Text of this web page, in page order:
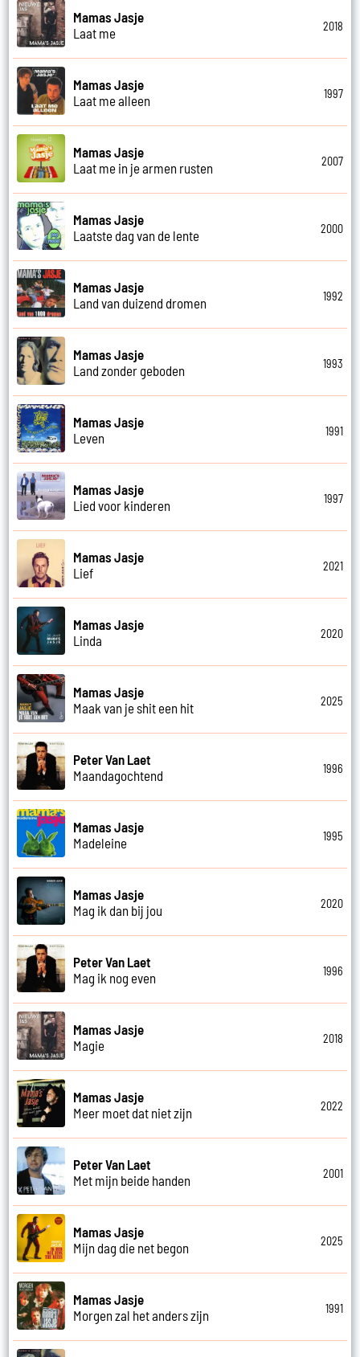
Mamas Jasje
Laat me
2018
Mamas Jasje
Laat me alleen
1997
Mamas Jasje
Laat me in je armen rusten
2007
Mamas Jasje
Laatste dag van de lente
2000
Mamas Jasje
Land van duizend dromen
1992
Mamas Jasje
Land zonder geboden
1993
Mamas Jasje
Leven
1991
Mamas Jasje
Lied voor kinderen
1997
Mamas Jasje
Lief
2021
Mamas Jasje
Linda
2020
Mamas Jasje
Maak van je shit een hit
2025
Peter Van Laet
Maandagochtend
1996
Mamas Jasje
Madeleine
1995
Mamas Jasje
Mag ik dan bij jou
2020
Peter Van Laet
Mag ik nog even
1996
Mamas Jasje
Magie
2018
Mamas Jasje
Meer moet dat niet zijn
2022
Peter Van Laet
Met mijn beide handen
2001
Mamas Jasje
Mijn dag die net begon
2025
Mamas Jasje
Morgen zal het anders zijn
1991